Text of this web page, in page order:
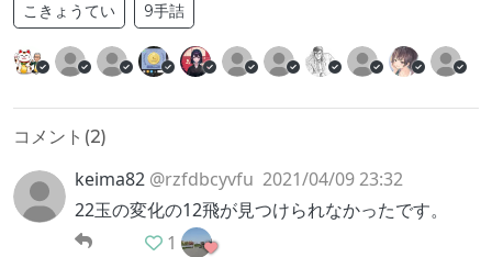
こきょうてい 9手詰
コメント(2)
keima82 @rzfdbcyvfu 2021/04/09 23:32
22玉の変化の12飛が見つけられなかったです。
1